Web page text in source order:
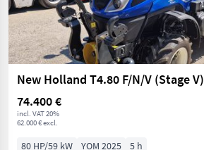
New Holland T4.80 F/N/V (Stage V)
74.400 €
incl. VAT 20%
62.000 € excl.
80 HP/59 kW YOM 2025
5 h